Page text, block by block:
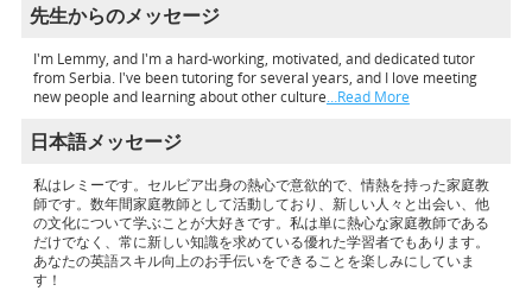
先生からのメッセージ
I'm Lemmy, and I'm a hard-working, motivated, and dedicated tutor
from Serbia. I've been tutoring for several years, and I love meeting
new people and learning about other culture…Read More
日本語メッセージ
私はレミーです。セルビア出身の熱心で意欲的で、情熱を持った家庭教
師です。数年間家庭教師として活動しており、新しい人々と出会い、他
の文化について学ぶことが大好きです。私は単に熱心な家庭教師である
だけでなく、常に新しい知識を求めている優れた学習者でもあります。
あなたの英語スキル向上のお手伝いをできることを楽しみにしていま
す！